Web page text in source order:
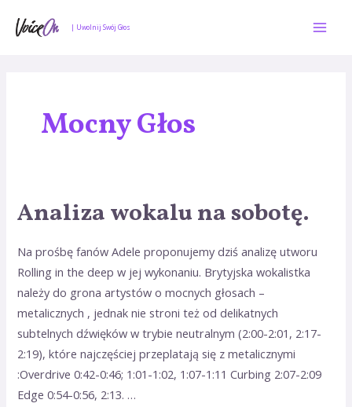
| Uwolnij Swój Głos
Mocny Głos
Analiza wokalu na sobotę.
Na prośbę fanów Adele proponujemy dziś analizę utworu
Rolling in the deep w jej wykonaniu. Brytyjska wokalistka
należy do grona artystów o mocnych głosach –
metalicznych , jednak nie stroni też od delikatnych
subtelnych dźwięków w trybie neutralnym (2:00-2:01, 2:17-
2:19), które najczęściej przeplatają się z metalicznymi
:Overdrive 0:42-0:46; 1:01-1:02, 1:07-1:11 Curbing 2:07-2:09
Edge 0:54-0:56, 2:13. …
Analiza
na
sobotę.